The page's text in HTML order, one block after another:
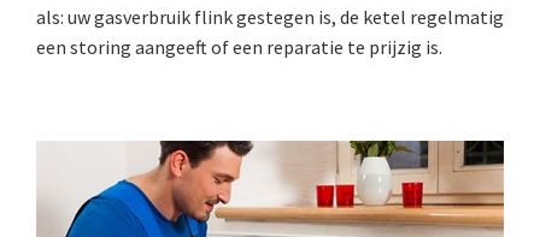
als: uw gasverbruik flink gestegen is, de ketel regelmatig
een storing aangeeft of een reparatie te prijzig is.